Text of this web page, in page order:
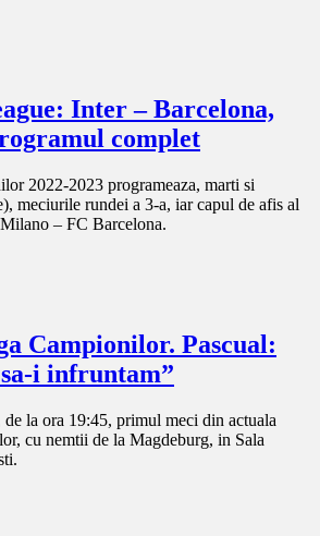
Inter – Barcelona,
complet
2022-2023 programeaza, marti si
meciurile rundei a 3-a, iar capul de afis al
– FC Barcelona.
Campionilor. Pascual:
i infruntam”
la ora 19:45, primul meci din actuala
cu nemtii de la Magdeburg, in Sala